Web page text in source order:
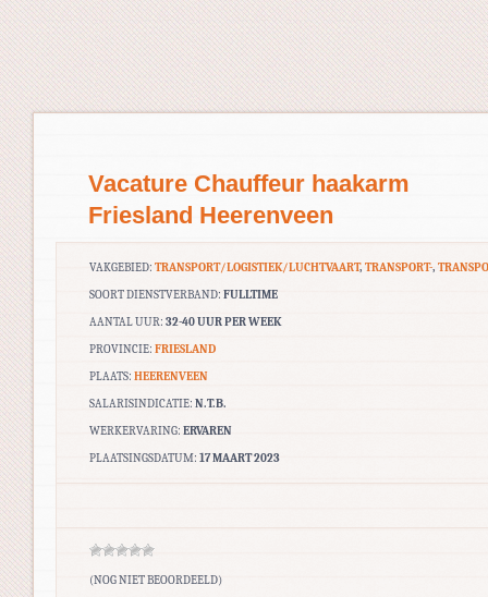
Vacature Chauffeur haakarm
Friesland Heerenveen
VAKGEBIED: TRANSPORT/LOGISTIEK/LUCHTVAART, TRANSPORT-,
SOORT DIENSTVERBAND: FULLTIME
AANTAL UUR: 32-40 UUR PER WEEK
PROVINCIE: FRIESLAND
PLAATS: HEERENVEEN
SALARISINDICATIE: N.T.B.
WERKERVARING: ERVAREN
PLAATSINGSDATUM: 17 MAART 2023
(NOG NIET BEOORDEELD)